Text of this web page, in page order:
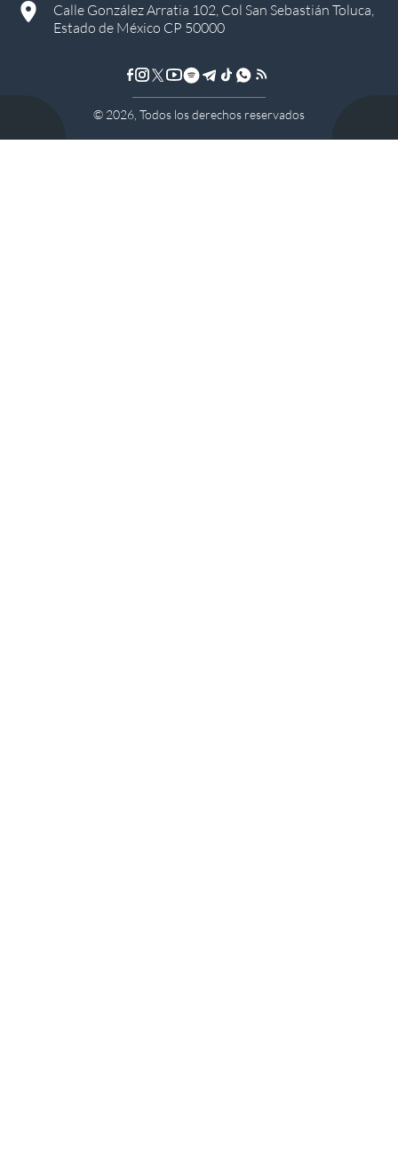
Calle González Arratia 102, Col San Sebastián Toluca,
Estado de México CP 50000
© 2026 , Todos los derechos reservados